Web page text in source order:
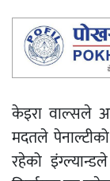
केइरा वाल्सले
मदतले पेनाल्टीको
रहेको